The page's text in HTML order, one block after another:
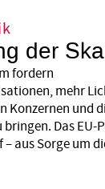
der
fordern
mehr
Konzernen und
bringen. Das
aus Sorge um